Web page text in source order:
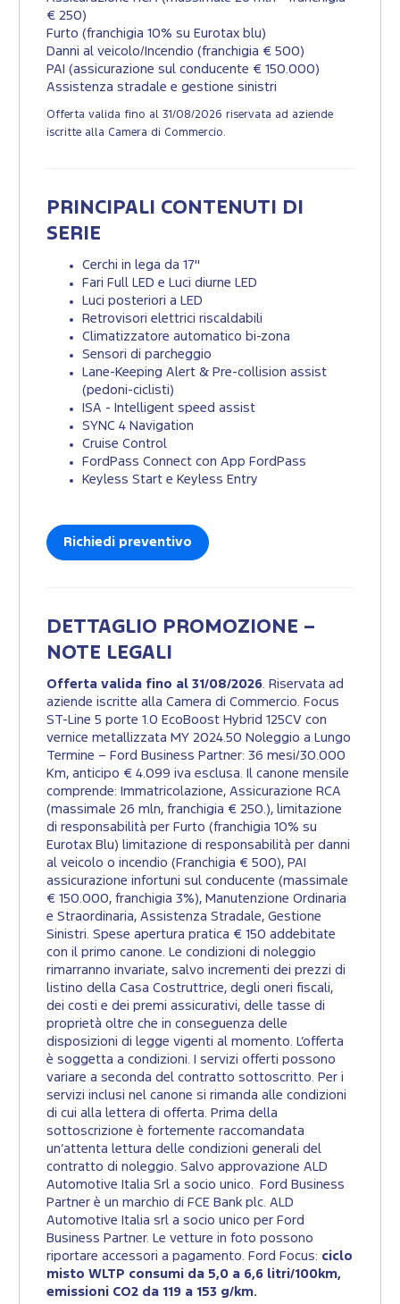
€ 250)
Furto (franchigia 10% su Eurotax blu)
Danni al veicolo/Incendio (franchigia € 500)
PAI (assicurazione sul conducente € 150.000)
Assistenza stradale e gestione sinistri
Offerta valida fino al 31/08/2026 riservata ad aziende
iscritte alla Camera di Commercio.
PRINCIPALI CONTENUTI DI
SERIE
Cerchi in lega da 17"
Fari Full LED e Luci diurne LED
Luci posteriori a LED
Retrovisori elettrici riscaldabili
Climatizzatore automatico bi-zona
Sensori di parcheggio
Lane-Keeping Alert & Pre-collision assist
(pedoni-ciclisti)
ISA - Intelligent speed assist
SYNC 4 Navigation
Cruise Control
FordPass Connect con App FordPass
Keyless Start e Keyless Entry
Richiedi preventivo
DETTAGLIO PROMOZIONE –
NOTE LEGALI
Offerta valida fino al 31/08/2026 . Riservata ad
aziende iscritte alla Camera di Commercio. Focus
ST-Line 5 porte 1.0 EcoBoost Hybrid 125CV con
vernice metallizzata MY 2024.50 Noleggio a Lungo
Termine – Ford Business Partner: 36 mesi/30.000
Km, anticipo € 4.099 iva esclusa. Il canone mensile
comprende: Immatricolazione, Assicurazione RCA
(massimale 26 mln, franchigia € 250.), limitazione
di responsabilità per Furto (franchigia 10% su
Eurotax Blu) limitazione di responsabilità per danni
al veicolo o incendio (Franchigia € 500), PAI
assicurazione infortuni sul conducente (massimale
€ 150.000, franchigia 3%), Manutenzione Ordinaria
e Straordinaria, Assistenza Stradale, Gestione
Sinistri. Spese apertura pratica € 150 addebitate
con il primo canone. Le condizioni di noleggio
rimarranno invariate, salvo incrementi dei prezzi di
listino della Casa Costruttrice, degli oneri fiscali,
dei costi e dei premi assicurativi, delle tasse di
proprietà oltre che in conseguenza delle
disposizioni di legge vigenti al momento. L’offerta
è soggetta a condizioni. I servizi offerti possono
variare a seconda del contratto sottoscritto. Per i
servizi inclusi nel canone si rimanda alle condizioni
di cui alla lettera di offerta. Prima della
sottoscrizione è fortemente raccomandata
un’attenta lettura delle condizioni generali del
contratto di noleggio. Salvo approvazione ALD
Automotive Italia Srl a socio unico. Ford Business
Partner è un marchio di FCE Bank plc. ALD
Automotive Italia srl a socio unico per Ford
Business Partner. Le vetture in foto possono
riportare accessori a pagamento. Ford Focus: ciclo
misto WLTP consumi da 5,0 a 6,6 litri/100km,
emissioni CO2 da 119 a 153 g/km.